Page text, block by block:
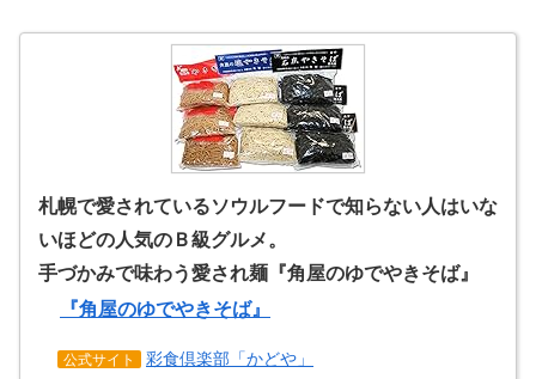
札幌で愛されているソウルフードで知らない人はいな
いほどの人気のＢ級グルメ。
手づかみで味わう愛され麺『角屋のゆでやきそば』
『角屋のゆでやきそば』
公式サイト 彩食倶楽部「かどや」